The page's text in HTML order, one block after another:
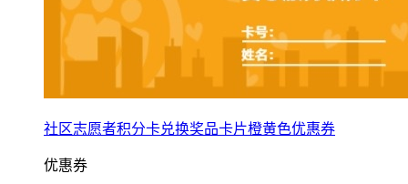
社区志愿者积分卡兑换奖品卡片橙黄色优惠券
优惠券